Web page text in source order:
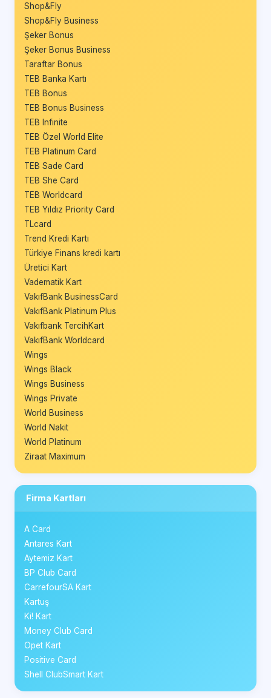
Shop&Fly
Shop&Fly Business
Şeker Bonus
Şeker Bonus Business
Taraftar Bonus
TEB Banka Kartı
TEB Bonus
TEB Bonus Business
TEB Infinite
TEB Özel World Elite
TEB Platinum Card
TEB Sade Card
TEB She Card
TEB Worldcard
TEB Yıldız Priority Card
TLcard
Trend Kredi Kartı
Türkiye Finans kredi kartı
Üretici Kart
Vadematik Kart
VakıfBank BusinessCard
VakıfBank Platinum Plus
Vakıfbank TercihKart
VakıfBank Worldcard
Wings
Wings Black
Wings Business
Wings Private
World Business
World Nakit
World Platinum
Ziraat Maximum
Firma Kartları
A Card
Antares Kart
Aytemiz Kart
BP Club Card
CarrefourSA Kart
Kartuş
Ki! Kart
Money Club Card
Opet Kart
Positive Card
Shell ClubSmart Kart